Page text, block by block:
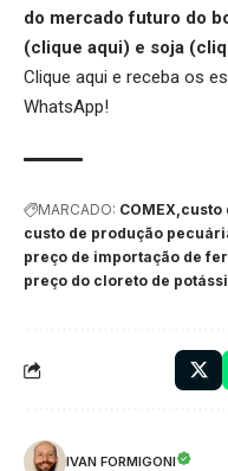
do mercado futuro do
(clique aqui) e soja (
Clique aqui e receba os
WhatsApp!
MARCADO: COMEX custo
custo de produção
preço de importação de
preço do cloreto de
IVAN FORMIGONI